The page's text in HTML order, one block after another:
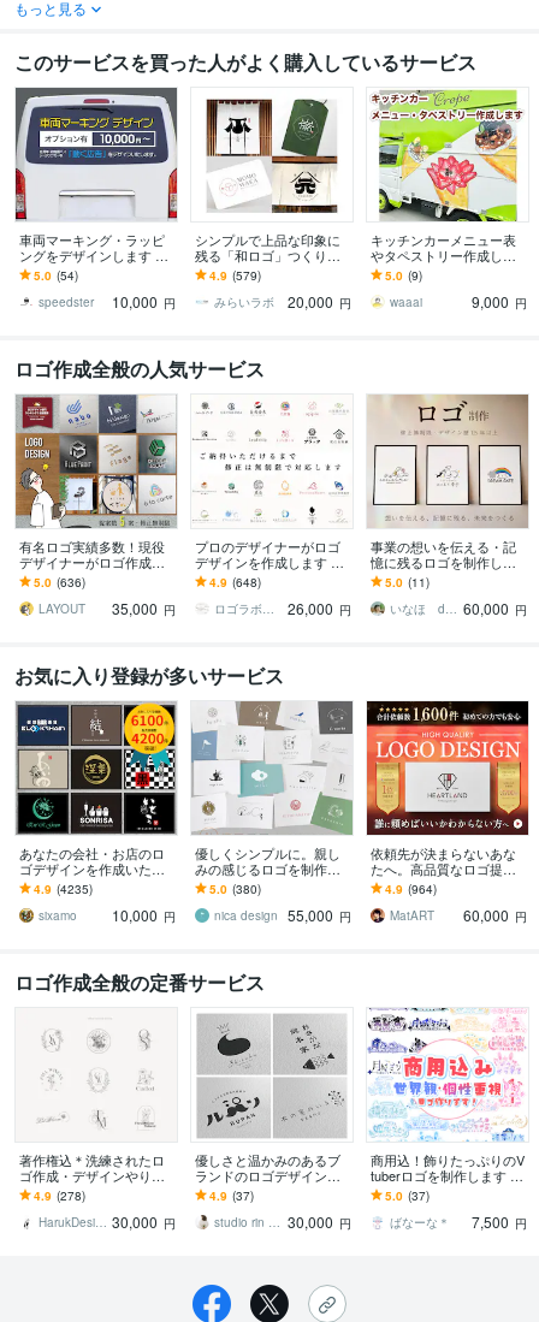
もっと見る
このサービスを買った人がよく購入しているサービス
車両マーキング・ラッピ
ングをデザインします 車
両マーキング専門のプロ
が車両に応じたデザイン
をいたします
5.0 (54)
speedster
10,000 円
シンプルで上品な印象に
残る「和ロゴ」つくりま
す 初回3案ご提案！著作権
譲渡！AIデータ込！
4.9 (579)
みらいラボ
20,000 円
キッチンカーメニュー表
やタペストリー作成しま
す キッチンカー販売のお
手伝いさせてください！
5.0 (9)
waaai
9,000 円
ロゴ作成全般の人気サービス
有名ロゴ実績多数！現役
デザイナーがロゴ作成し
ます 5案でご提案・修正無
制限・著作権譲渡・用途
別アドバイス対応
5.0 (636)
LAYOUT
35,000 円
プロのデザイナーがロゴ
デザインを作成します ご
納得いただけなければ料
金は頂きません｜デザイ
ンの丸投げOK
4.9 (648)
ロゴラボ｜企業・店舗特化型デザイン事務所
26,000 円
事業の想いを伝える・記
憶に残るロゴを制作しま
す デザイナー歴15年以
上！事業の魅力をひきだ
します！
5.0 (11)
いなほ design 60,000 円
お気に入り登録が多いサービス
あなたの会社・お店のロ
ゴデザインを作成いたし
ます 販売実績NO1!修正制
限なし!プロのデザインを
お手頃な料金で
4.9 (4235)
sixamo
10,000 円
優しくシンプルに。親し
みの感じるロゴを制作致
します モノトーンデザイ
ン（単色）でミニマルで
親しみやすいシンボルに
5.0 (380)
nica design
55,000 円
依頼先が決まらないあな
たへ。高品質なロゴ提供
します 総依頼数1600件突
破✧想いを形にする丁寧な
プロ品質デザイン
4.9 (964)
MatART
60,000 円
ロゴ作成全般の定番サービス
著作権込＊洗練されたロ
ゴ作成・デザインやりま
す クリエイティブに自由
に発想【実績1000件以
上】
4.9 (278)
HarukDesign 30,000 円
優しさと温かみのあるブ
ランドのロゴデザインし
ます カフェ・パン屋・ク
リニック・焼き菓子屋・
ベビー用品など
4.9 (37)
studio rin rin_eika 30,000 円
商用込！飾りたっぷりのV
tuberロゴを制作します む
ずかしい説明ナシで、あ
なたにしか似合わないデ
ザインに✨✨
5.0 (37)
ばなーな＊
7,500 円